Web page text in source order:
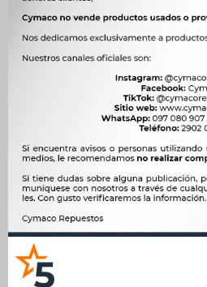
COMBUSTIBLE - REG.
PRESION FIESTA KA
ENDURA (2.7 BAR) -